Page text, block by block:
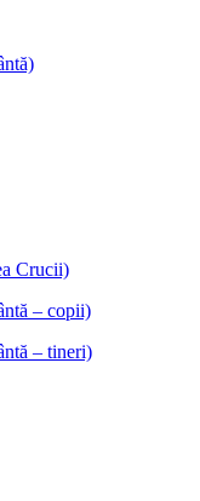
Crucii)
– copii)
– tineri)